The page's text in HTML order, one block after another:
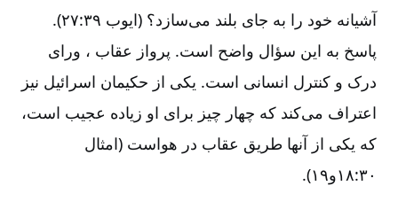
آشیانه خود را به جای بلند می
سازد؟ (ایوب ۳۹:‏۲۷).
پاسخ به این سؤال واضح است. پرواز عقاب ، ورای
درک و کنترل انسانی است. یکی از حکیمان اسرائیل نیز
اعتراف میکند که چهار چیز برای او زیاده عجیب است،
که یکی از آنها طریق عقاب در هواست (امثال
۳۰:‏۱۸و۱۹).